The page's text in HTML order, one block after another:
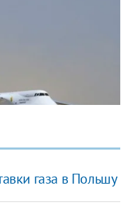
газа в Польшу